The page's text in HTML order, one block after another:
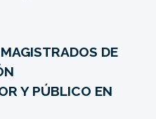
DE
Y PÚBLICO EN